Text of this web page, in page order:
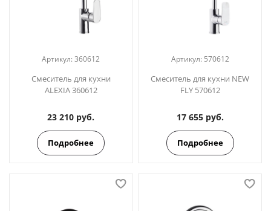
Артикул:360612
Смеситель для кухни
ALEXIA 360612
23 210 руб.
Подробнее
Артикул: 570612
Смеситель для кухни NEW
FLY 570612
17 655 руб.
Подробнее